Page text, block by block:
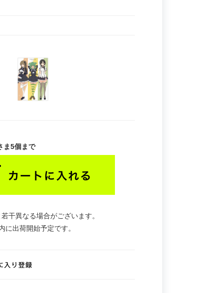
ま5個まで
干異なる場合がございます。
出荷開始予定です。